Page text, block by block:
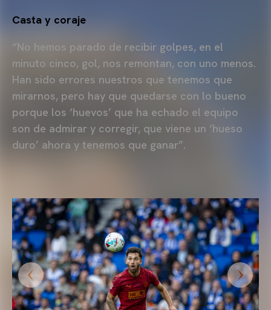
Casta y coraje
“No hemos parado de recibir golpes, en el
minuto cinco, gol, nos remontan, con uno menos.
Han sido errores nuestros que tenemos que
mirarnos, pero hay que quedarse con lo bueno
porque los ‘huevos’ que ha echado el equipo
son de admirar y corregir, que viene un ‘hueso
duro’ ahora y tenemos que ganar”.